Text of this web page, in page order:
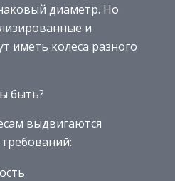
диаметр. Но
и
иметь колеса разного
быть?
выдвигаются